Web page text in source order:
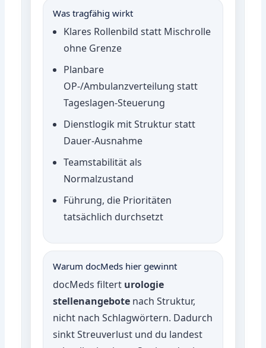
Was tragfähig wirkt
Klares Rollenbild statt Mischrolle
ohne Grenze
Planbare
OP-/Ambulanzverteilung statt
Tageslagen-Steuerung
Dienstlogik mit Struktur statt
Dauer-Ausnahme
Teamstabilität als
Normalzustand
Führung, die Prioritäten
tatsächlich durchsetzt
Warum docMeds hier gewinnt
docMeds filtert urologie
stellenangebote nach Struktur,
nicht nach Schlagwörtern. Dadurch
sinkt Streuverlust und du landest